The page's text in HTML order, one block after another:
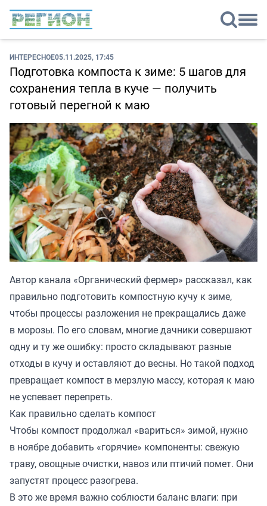
ИНТЕРЕСНОЕ05.11.2025, 17:45
Подготовка компоста к зиме: 5 шагов для
сохранения тепла в куче — получить
готовый перегной к маю
Автор канала «Органический фермер» рассказал, как
правильно подготовить компостную кучу к зиме,
чтобы процессы разложения не прекращались даже
в морозы. По его словам, многие дачники совершают
одну и ту же ошибку: просто складывают разные
отходы в кучу и оставляют до весны. Но такой подход
превращает компост в мерзлую массу, которая к маю
не успевает перепреть.
Как правильно сделать компост
Чтобы компост продолжал «вариться» зимой, нужно
в ноябре добавить «горячие» компоненты: свежую
траву, овощные очистки, навоз или птичий помет. Они
запустят процесс разогрева.
В это же время важно соблюсти баланс влаги: при